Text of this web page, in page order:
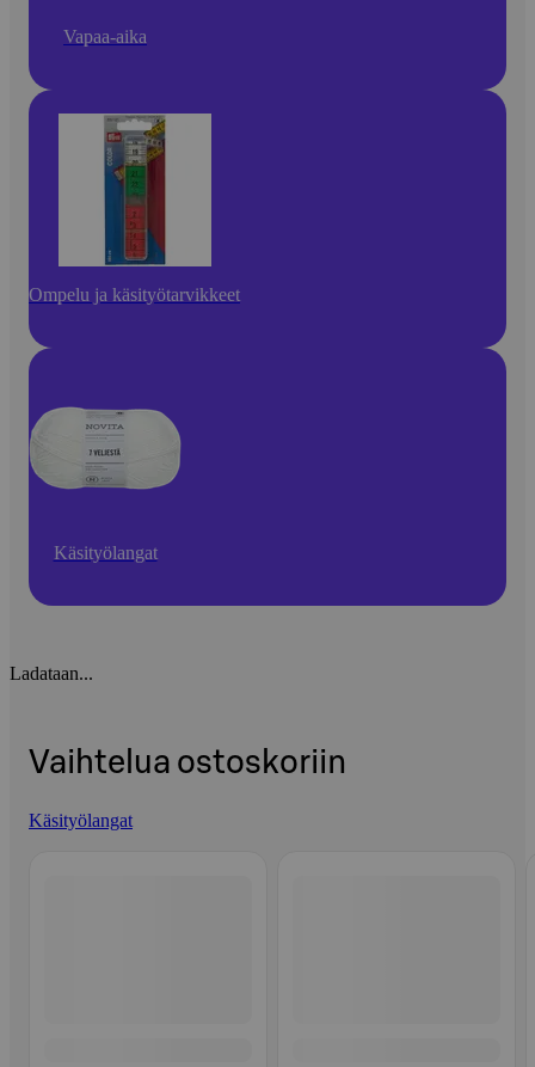
Vapaa-aika
Ompelu ja käsityötarvikkeet
Käsityölangat
Ladataan...
Vaihtelua ostoskoriin
Käsityölangat